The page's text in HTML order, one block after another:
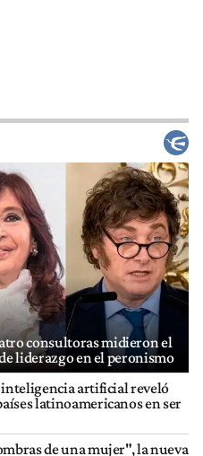
consultoras midieron el
liderazgo en el peronismo
artificial reveló
latinoamericanos en ser
de una mujer", la nueva